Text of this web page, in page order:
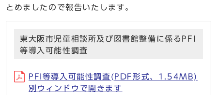
とめましたので報告いたします。
東大阪市児童相談所及び図書館整備に係るPFI
等導入可能性調査
PFI等導入可能性調査(PDF形式、1.54MB)
別ウィンドウで開きます